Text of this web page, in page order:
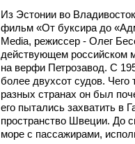
Из Эстонии во
фильм «От буксира до
Media, режиссер - Олег
действующем российском
на верфи Петрозавод. С
более двухсот судов.
разных странах он был
его пытались захватить в
пространство Швеции. До
море с пассажирами,